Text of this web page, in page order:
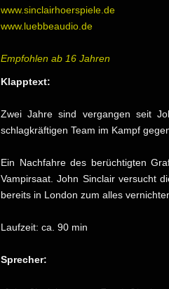
www.sinclairhoerspiele.de
www.luebbeaudio.de
Empfohlen ab 16 Jahren
Klapptext:
Zwei Jahre sind vergangen seit
schlagkräftigen Team im Kampf
Ein Nachfahre des berüchtigten
Vampirsaat. John Sinclair versucht
bereits in London zum alles
Laufzeit: ca. 90 min
Sprecher: